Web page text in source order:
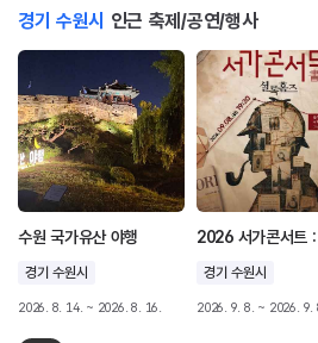
경기 수원시 인근 축제/공연/행사
수원 국가유산 야행
경기 수원시
2026. 8. 14. ~ 2026. 8. 16.
경기 수원시
2026. 9. 8. ~ 2026. 9.